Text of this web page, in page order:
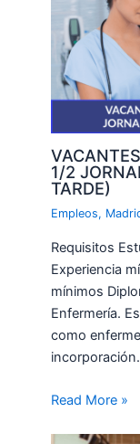
1/2
TARDE)
Empleos,
Requisitos
Experiencia
mínimos
Enfermería.
como
Read More »